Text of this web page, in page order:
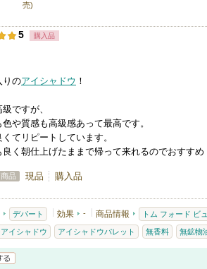
売)
5 購入品
りのアイシャドウ ！
ですが、
色や質感も高級感あって最高です。
くてリピートしています。
く朝仕上げたままで帰って来れるのでおすすめ
品 現品 購入品
デパート 効果 - 商品情報 トム フォード ビ
イシャドウ アイシャドウパレット 無香料 無鉱物